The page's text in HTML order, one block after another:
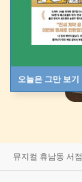
오늘은 그만 보기
뮤지컬 휴남동 서점